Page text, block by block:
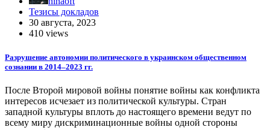
Тезисы докладов
30 августа, 2023
410 views
Разрушение автономии политического в украинском общественном
сознании в 2014–2023 гг.
После Второй мировой войны понятие войны как конфликта
интересов исчезает из политической культуры. Стран
западной культуры вплоть до настоящего времени ведут по
всему миру дискриминационные войны одной стороны